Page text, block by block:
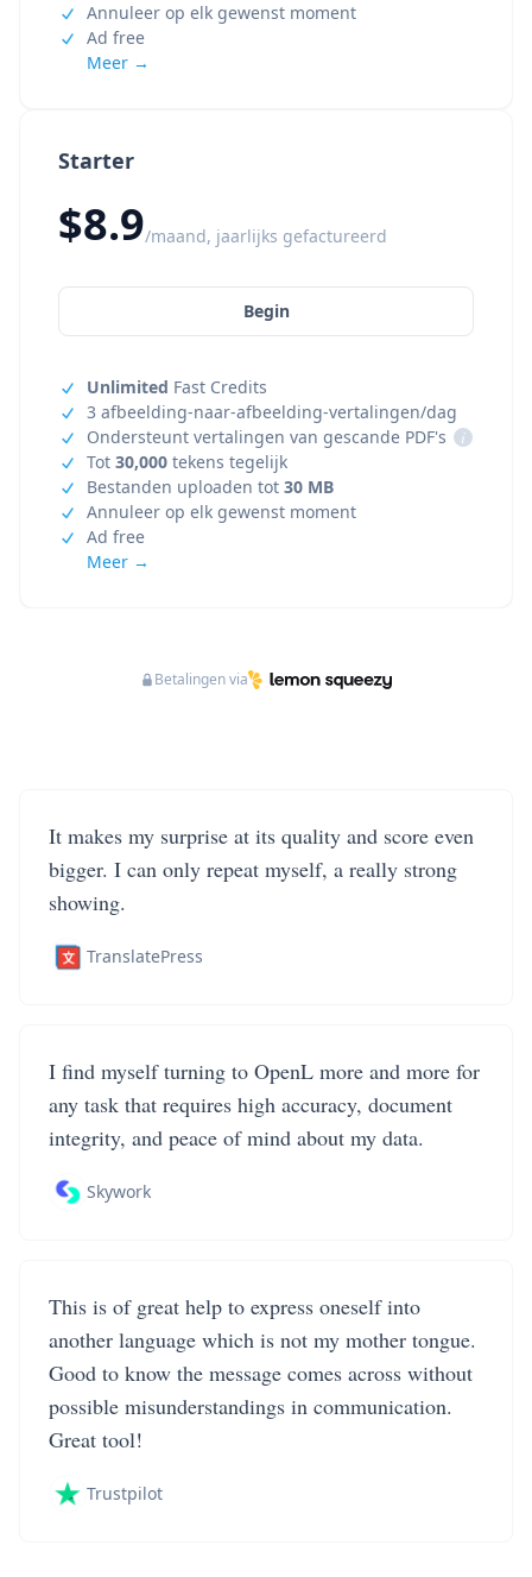
Starter
$8.9/maand, jaarlijks gefactureerd
Begin
Unlimited Fast Credits
3 afbeelding-naar-afbeelding-vertalingen/dag
Ondersteunt vertalingen van gescande PDF's
i
Tot 30,000 tekens tegelijk
Bestanden uploaden tot 30 MB
Annuleer op elk gewenst moment
Ad free
Meer →
Annuleer op elk gewenst moment
Ad free
Meer →
Betalingen via
It makes my surprise at its quality and score even
bigger. I can only repeat myself, a really strong
showing.
TranslatePress
I find myself turning to OpenL more and more for
any task that requires high accuracy, document
integrity, and peace of mind about my data.
Skywork
This is of great help to express oneself into
another language which is not my mother tongue.
Good to know the message comes across without
possible misunderstandings in communication.
Great tool!
Trustpilot